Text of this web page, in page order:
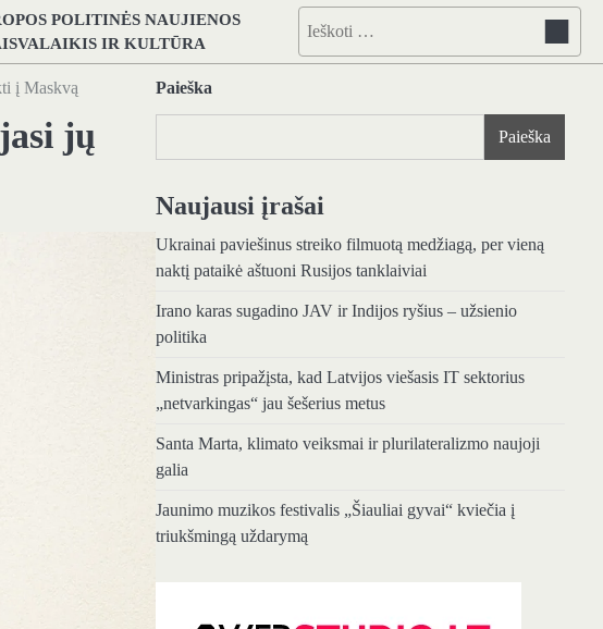
POLITINĖS NAUJIENOS
IR KULTŪRA
Ieškoti:
į Maskvą
jų
Paieška
Paieška
Naujausi įrašai
Ukrainai paviešinus streiko filmuotą medžiagą, per vieną
naktį pataikė aštuoni Rusijos tanklaiviai
Irano karas sugadino JAV ir Indijos ryšius – užsienio
politika
Ministras pripažįsta, kad Latvijos viešasis IT sektorius
„netvarkingas“ jau šešerius metus
Santa Marta, klimato veiksmai ir plurilateralizmo naujoji
galia
Jaunimo muzikos festivalis „Šiauliai gyvai“ kviečia į
triukšmingą uždarymą